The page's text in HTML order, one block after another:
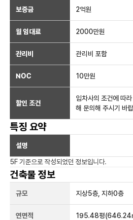
보증금 2억원
월 임대료 2000만원
관리비 관리비 포함
NOC 10만원
할인 조건
임차사의 조건에 따
해 문의해 주시기 바
특징 요약
설명
5F 기준으로 작성되었던 정보입니다.
건축물 정보
규모 지상5층, 지하0층
연면적 195.48평(646.24